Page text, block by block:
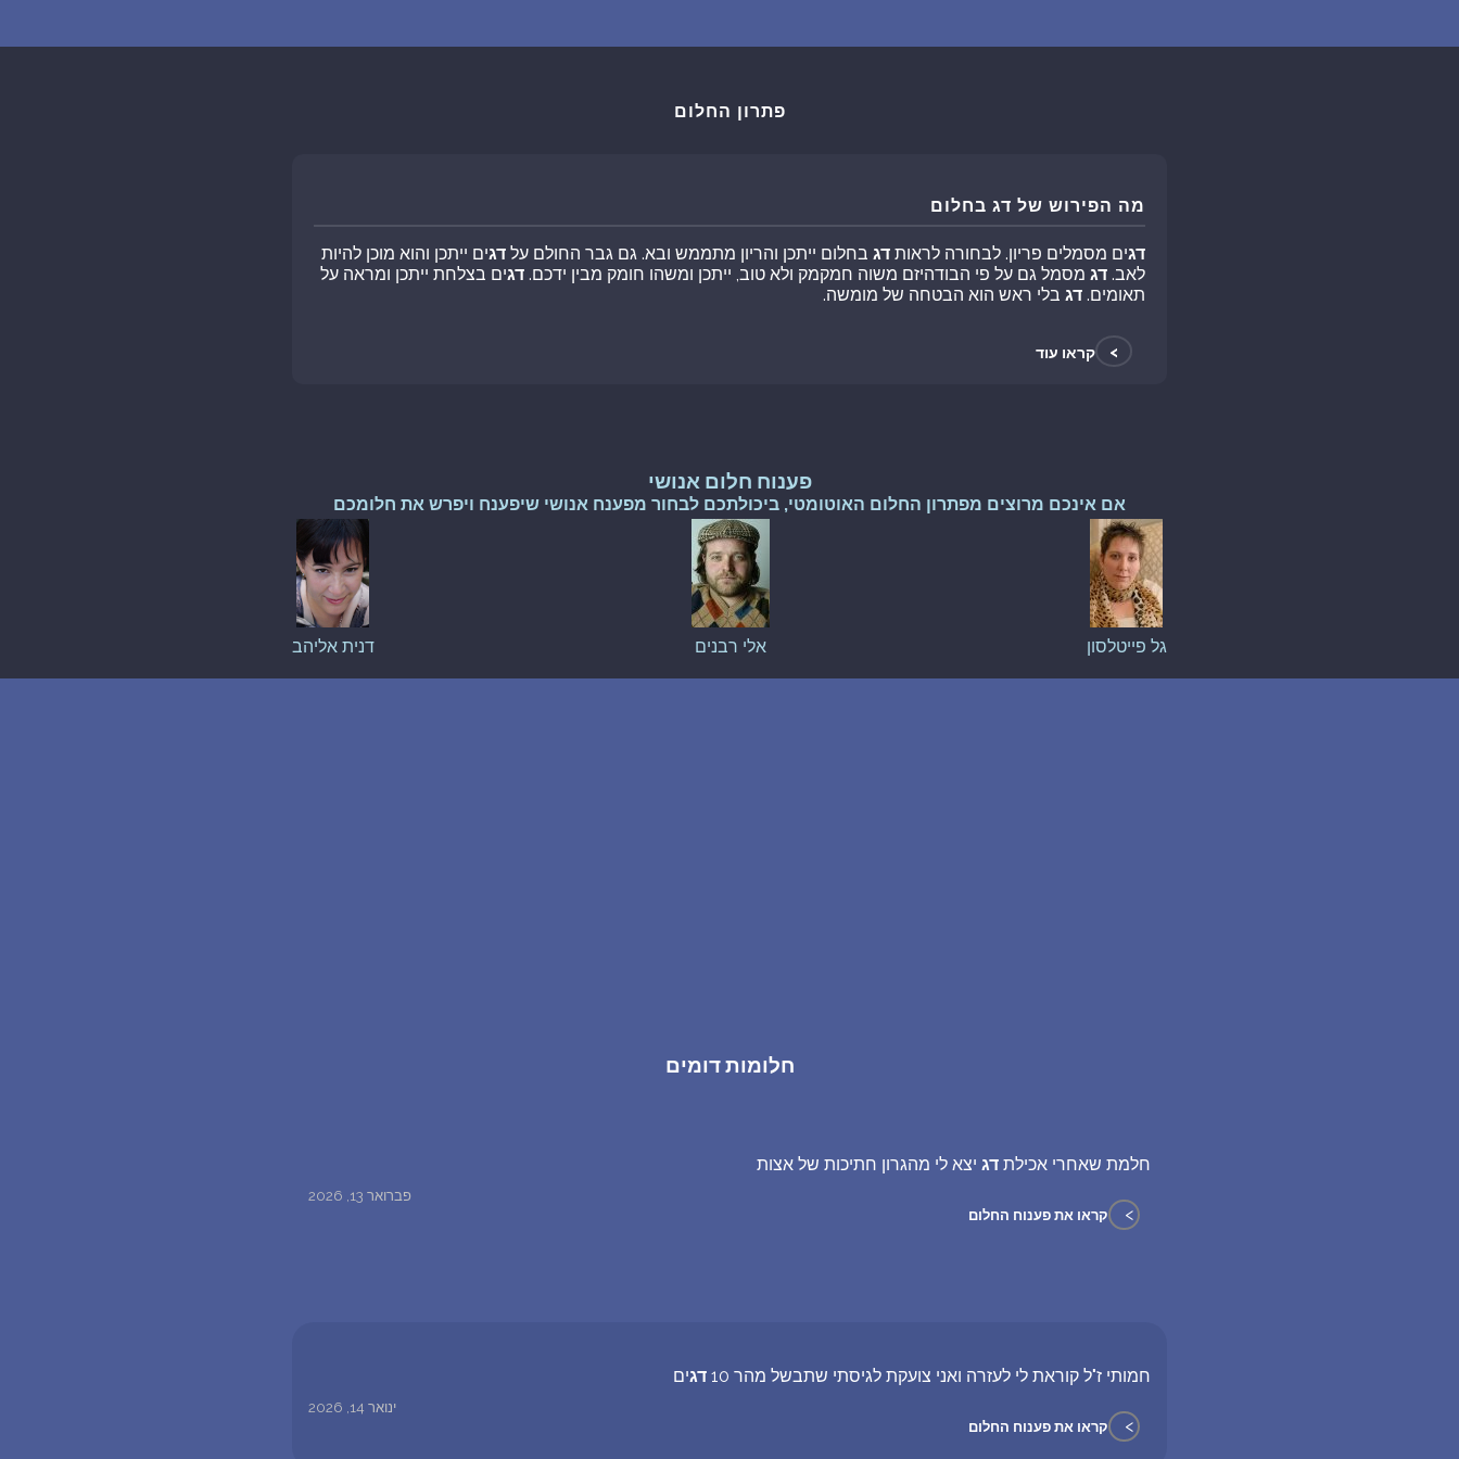
הסכם שימוש
פתרון החלום
מה הפירוש של דג בחלום
דגים מסמלים פריון. לבחורה לראות דגבחלום ייתכן והריון מתממש ובא. גם גבר החולם על דגים ייתכן והוא מוכן להיות
לאב. דגמסמל גם על פי הבודהיזם משוה חמקמק ולא טוב, ייתכן ומשהו חומק מבין ידכם. דגים בצלחת ייתכן ומראה על
תאומים. דגבלי ראש הוא הבטחה של מומשה.
> קראו עוד
פענוח חלום אנושי
אם אינכם מרוצים מפתרון החלום האוטומטי, ביכולתכם לבחור מפענח אנושי שיפענח ויפרש את חלומכם
גל פייטלסון אלי רבנים דנית אליהב
חלומות דומים
חלמת שאחרי אכילת דגיצא לי מהגרון חתיכות של אצות
פברואר 13, 2026
> קראו את פענוח החלום
חמותי ז"ל קוראת לי לעזרה ואני צועקת לגיסתי שתבשל מהר 10 דגים
ינואר 14, 2026
> קראו את פענוח החלום